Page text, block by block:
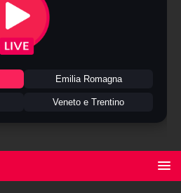
Emilia Romagna
Veneto e Trentino